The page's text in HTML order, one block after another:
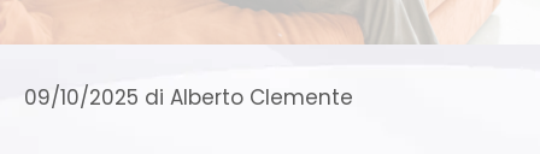
09/10/2025 di Alberto Clemente